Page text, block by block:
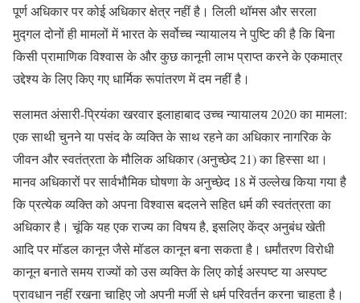
पूर्ण अधिकार पर कोई अधिकार क्षेत्र नहीं है। लिली थॉमस और सरला
मुद्गल दोनों ही मामलों में भारत के सर्वोच्च न्यायालय ने पुष्टि की है कि बिना
किसी प्रामाणिक विश्वास के और कुछ कानूनी लाभ प्राप्त करने के एकमात्र
उद्देश्य के लिए किए गए धार्मिक रूपांतरण में दम नहीं है।
सलामत अंसारी-प्रियंका खरवार इलाहाबाद उच्च न्यायालय 2020 का मामला:
एक साथी चुनने या पसंद के व्यक्ति के साथ रहने का अधिकार नागरिक के
जीवन और स्वतंत्रता के मौलिक अधिकार (अनुच्छेद 21) का हिस्सा था।
मानव अधिकारों पर सार्वभौमिक घोषणा के अनुच्छेद 18 में उल्लेख किया गया है
कि प्रत्येक व्यक्ति को अपना विश्वास बदलने सहित धर्म की स्वतंत्रता का
अधिकार है। चूंकि यह एक राज्य का विषय है, इसलिए केंद्र अनुबंध खेती
आदि पर मॉडल कानून जैसे मॉडल कानून बना सकता है। धर्मांतरण विरोधी
कानून बनाते समय राज्यों को उस व्यक्ति के लिए कोई अस्पष्ट या अस्पष्ट
प्रावधान नहीं रखना चाहिए जो अपनी मर्जी से धर्म परिवर्तन करना चाहता है।